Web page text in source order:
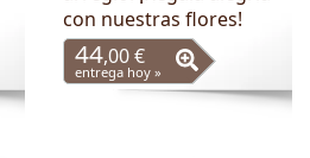
con nuestras flores!
44,00 €
entrega hoy »